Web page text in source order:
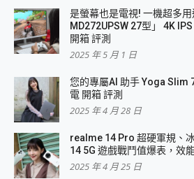
是螢幕也是電視! 一機超多
MD272UPSW 27型」 4K
開箱 評測
2025 年 5 月 1 日
您的專屬AI 助手 Yoga Slim
電 開箱 評測
2025 年 4 月 28 日
realme 14 Pro 超硬軍規、
14 5G 遊戲戰鬥值爆表，效
2025 年 4 月 25 日